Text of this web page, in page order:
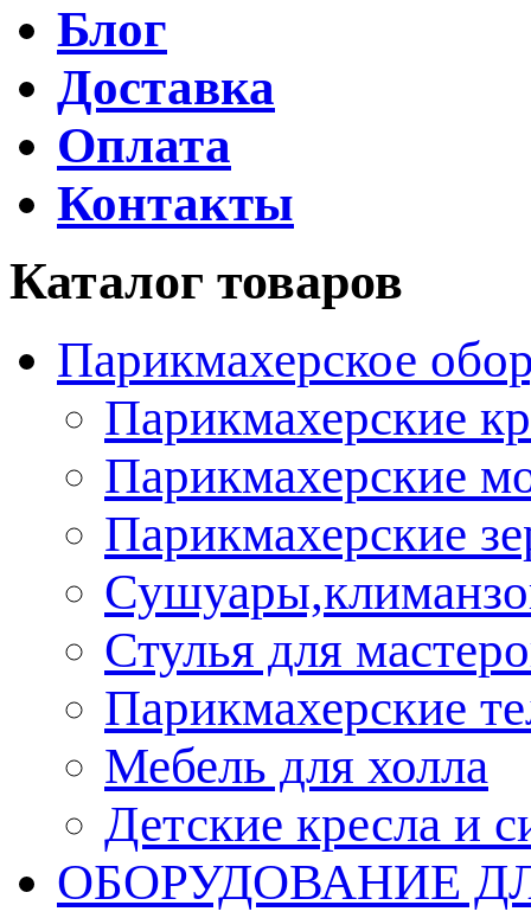
Блог
Доставка
Оплата
Контакты
Каталог товаров
Парикмахерское
Парикмахерские
Парикмахерские
Парикмахерские
Стулья для
Парикмахерские
Мебель для холла
Детские кресла и
ОБОРУДОВАНИЕ